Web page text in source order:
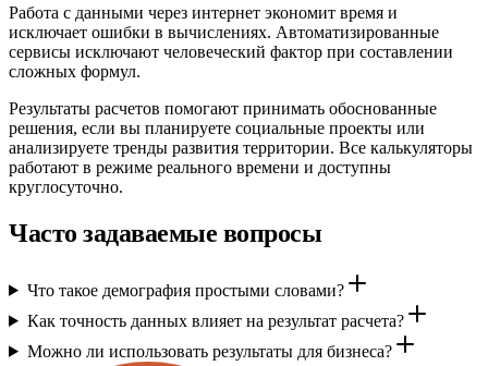
Работа с данными через интернет экономит время и
исключает ошибки в вычислениях. Автоматизированные
сервисы исключают человеческий фактор при составлении
сложных формул.
Результаты расчетов помогают принимать обоснованные
решения, если вы планируете социальные проекты или
анализируете тренды развития территории. Все калькуляторы
работают в режиме реального времени и доступны
круглосуточно.
Часто задаваемые вопросы
Что такое демография простыми словами?
Как точность данных влияет на результат расчета?
Можно ли использовать результаты для бизнеса?